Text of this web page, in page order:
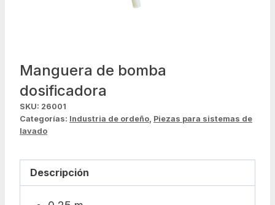
Manguera de bomba
dosificadora
SKU: 26001
Categorías: Industria de ordeño, Piezas para sistemas de
lavado
Descripción